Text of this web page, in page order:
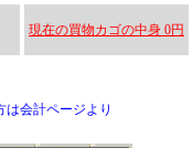
現在の買物カゴの中身 0円
会計ページより